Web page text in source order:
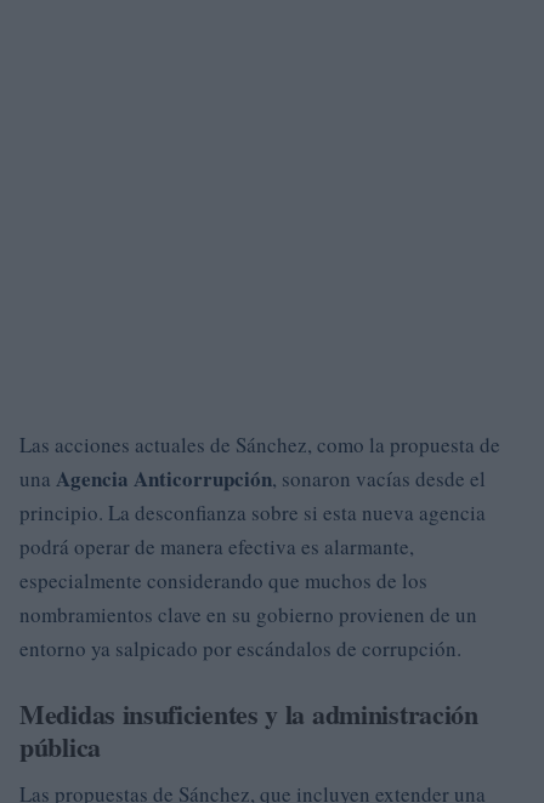
Las acciones actuales de Sánchez, como la propuesta de
una Agencia Anticorrupción, sonaron vacías desde el
principio. La desconfianza sobre si esta nueva agencia
podrá operar de manera efectiva es alarmante,
especialmente considerando que muchos de los
nombramientos clave en su gobierno provienen de un
entorno ya salpicado por escándalos de corrupción.
Medidas insuficientes y la administración
pública
Las propuestas de Sánchez, que incluyen extender una